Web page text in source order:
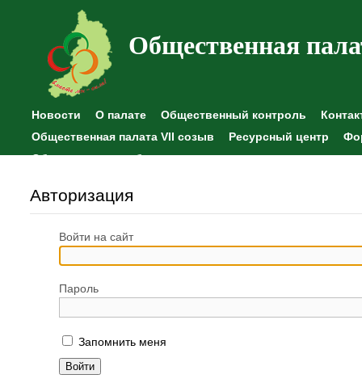
Общественная
Новости О палате Общественный контроль
Общественная палата VII созыв
Ресурсный центр
Общественные наблюдения
Авторизация
Войти на сайт
Пароль
Запомнить меня